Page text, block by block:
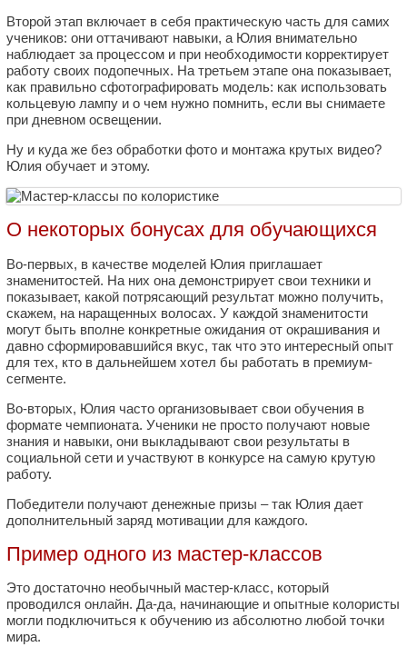
Второй этап включает в себя практическую часть для самих
учеников: они оттачивают навыки, а Юлия внимательно
наблюдает за процессом и при необходимости корректирует
работу своих подопечных. На третьем этапе она показывает,
как правильно сфотографировать модель: как использовать
кольцевую лампу и о чем нужно помнить, если вы снимаете
при дневном освещении.
Ну и куда же без обработки фото и монтажа крутых видео?
Юлия обучает и этому.
О некоторых бонусах для обучающихся
Во-первых, в качестве моделей Юлия приглашает
знаменитостей. На них она демонстрирует свои техники и
показывает, какой потрясающий результат можно получить,
скажем, на наращенных волосах. У каждой знаменитости
могут быть вполне конкретные ожидания от окрашивания и
давно сформировавшийся вкус, так что это интересный опыт
для тех, кто в дальнейшем хотел бы работать в премиум-
сегменте.
Во-вторых, Юлия часто организовывает свои обучения в
формате чемпионата. Ученики не просто получают новые
знания и навыки, они выкладывают свои результаты в
социальной сети и участвуют в конкурсе на самую крутую
работу.
Победители получают денежные призы – так Юлия дает
дополнительный заряд мотивации для каждого.
Пример одного из мастер-классов
Это достаточно необычный мастер-класс, который
проводился онлайн. Да-да, начинающие и опытные колористы
могли подключиться к обучению из абсолютно любой точки
мира.